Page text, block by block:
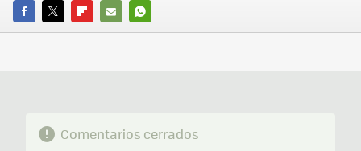
FACEBOOK
TWITTERFLIPBOARD
E-
WHATSAPP
Comentarios cerrados